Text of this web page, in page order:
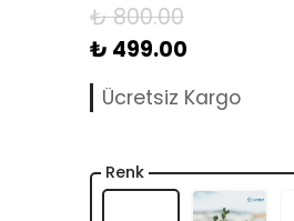
₺ 800.00
₺ 499.00
Ücretsiz Kargo
Renk